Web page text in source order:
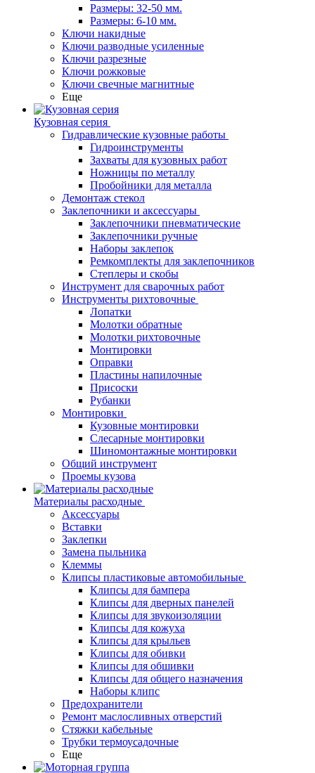
Размеры: 32-50 мм.
Размеры: 6-10 мм.
Ключи накидные
Ключи разводные усиленные
Ключи разрезные
Ключи рожковые
Ключи свечные магнитные
Еще
Кузовная серия
Гидравлические кузовные работы
Гидроинструменты
Захваты для кузовных работ
Ножницы по металлу
Пробойники для металла
Демонтаж стекол
Заклепочники и аксессуары
Заклепочники пневматические
Заклепочники ручные
Наборы заклепок
Ремкомплекты для заклепочников
Степлеры и скобы
Инструмент для сварочных работ
Инструменты рихтовочные
Лопатки
Молотки обратные
Молотки рихтовочные
Монтировки
Оправки
Пластины напилочные
Присоски
Рубанки
Монтировки
Кузовные монтировки
Слесарные монтировки
Шиномонтажные монтировки
Общий инструмент
Проемы кузова
Материалы расходные
Аксессуары
Вставки
Заклепки
Замена пыльника
Клеммы
Клипсы пластиковые автомобильные
Клипсы для бампера
Клипсы для дверных панелей
Клипсы для звукоизоляции
Клипсы для кожуха
Клипсы для крыльев
Клипсы для обивки
Клипсы для обшивки
Клипсы для общего назначения
Наборы клипс
Предохранители
Ремонт маслосливных отверстий
Стяжки кабельные
Трубки термоусадочные
Еще